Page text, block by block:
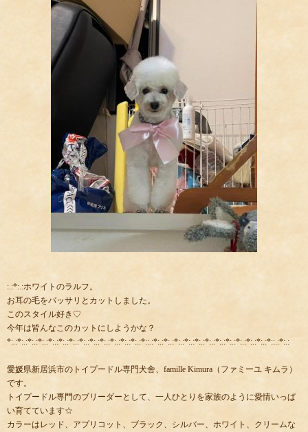
:.:*:.:ホワイトのラルフ。
お耳の毛をバッサリとカットしました。
このスタイル好き♡
今年は皆んなこのカットにしようかな？
*:.:*:.:*:.:*:.:*:.:*:.:*:.:*:.:*:.:*:.:*:.:*:.:*:.:*::.:*:.:*:.:*:.:*:.:*:.:*:.:*:.:*:.:*:.:*:.:*:.:*::.:*:.:
愛媛県新居浜市のトイプードル専門犬舎、famille Kimura（ファミーユ キムラ）
です。
トイプードル専門のブリーダーとして、一人ひとりを家族のように愛情いっぱ
い育てています☆
カラーはレッド、アプリコット、ブラック、シルバー、ホワイト、クリームな